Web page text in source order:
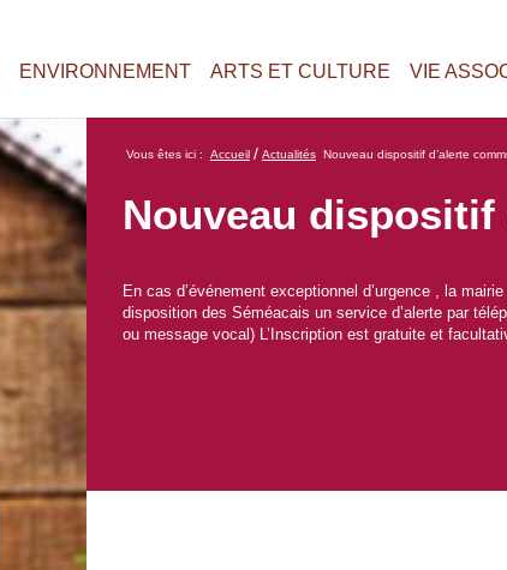
ENVIRONNEMENT ARTS ET CULTURE VIE
Vous êtes ici : Accueil / Actualités Nouveau dispositif d’alerte
Nouveau dispositif
En cas d’événement exceptionnel d’urgence , la
disposition des Séméacais un service d’alerte par
ou message vocal) L’Inscription est gratuite et